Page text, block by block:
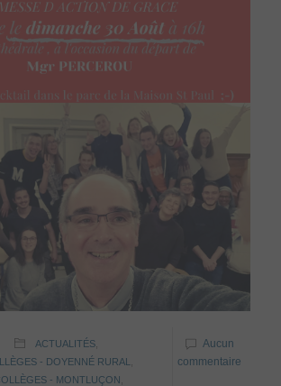
ACTUALITÉS
- DOYENNÉ RURAL
- MONTLUÇON
Aucun
commentaire